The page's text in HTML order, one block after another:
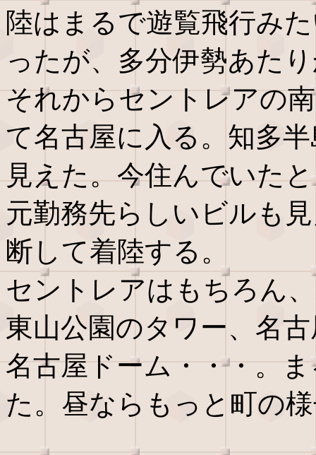
陸はまるで遊覧飛行み
ったが、多分伊勢あた
それからセントレアの
て名古屋に入る。知多
見えた。今住んでいた
元勤務先らしいビルも
断して着陸する。
セントレアはもちろん
東山公園のタワー、名
名古屋ドーム・・・。
た。昼ならもっと町の